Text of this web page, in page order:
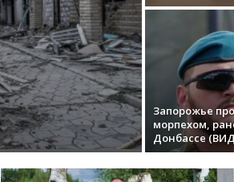
Запорожье
морпехом,
Донбассе